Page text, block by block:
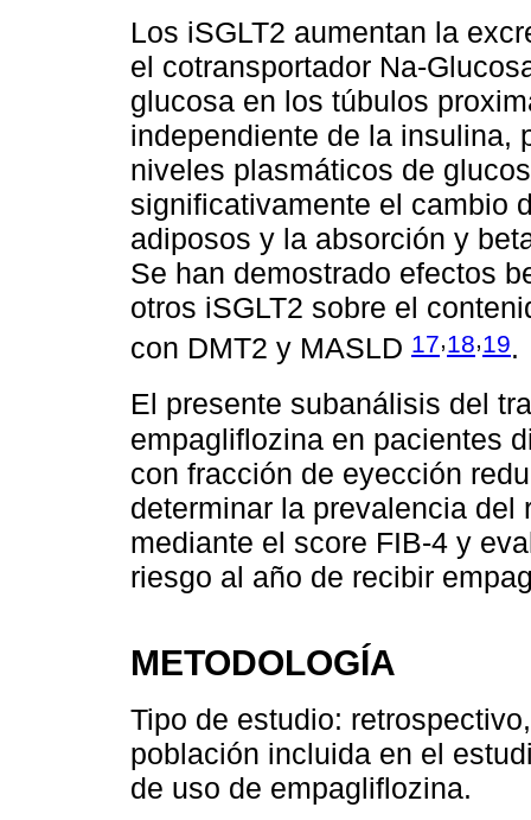
Los iSGLT2 aumentan la
el cotransportador Na-
glucosa en los túbulos
independiente de la insulina,
niveles plasmáticos de
significativamente el cambio
adiposos y la absorción y
Se han demostrado efectos
otros iSGLT2 sobre el
con DMT2 y MASLD 17,18,19.
El presente subanálisis del
empagliflozina en pacientes
con fracción de eyección
determinar la prevalencia
mediante el score FIB-4 y
riesgo al año de recibir
METODOLOGÍA
Tipo de estudio:
población incluida en el
de uso de empagliflozina.